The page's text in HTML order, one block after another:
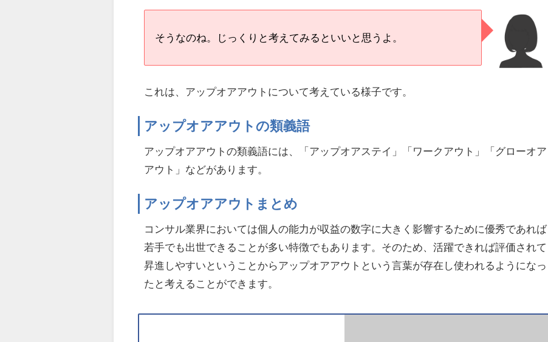
そうなのね。じっくりと考えてみるといいと思うよ。
これは、アップオアアウトについて考えている様子です。
アップオアアウトの類義語
アップオアアウトの類義語には、「アップオアステイ」「ワークアウト」「グローオア
アウト」などがあります。
アップオアアウトまとめ
コンサル業界においては個人の能力が収益の数字に大きく影響するために優秀であれば
若手でも出世できることが多い特徴でもあります。そのため、活躍できれば評価されて
昇進しやすいということからアップオアアウトという言葉が存在し使われるようになっ
たと考えることができます。